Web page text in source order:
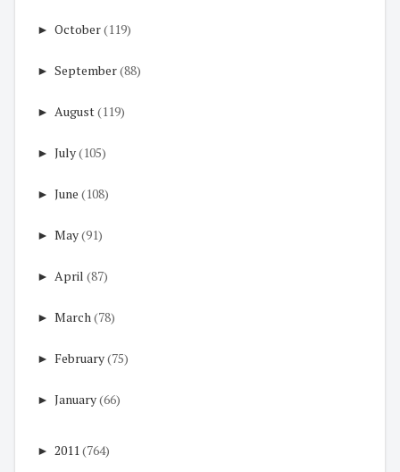
► October(119)
► September(88)
► August(119)
► July(105)
► June (108)
► May(91)
► April (87)
► March(78)
► February(75)
► January(66)
► 2011 (764)